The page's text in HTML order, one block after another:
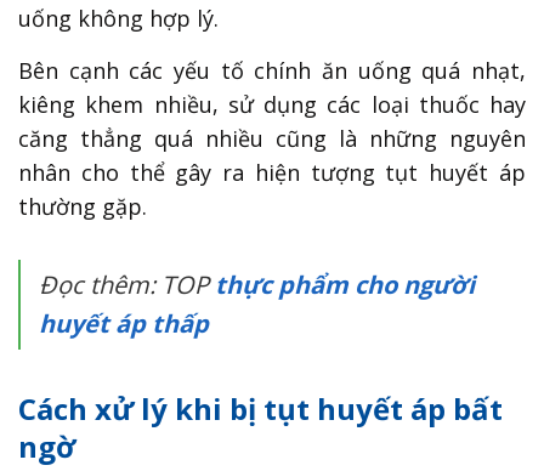
uống không hợp lý.
Bên cạnh các yếu tố chính ăn uống quá nhạt,
kiêng khem nhiều, sử dụng các loại thuốc hay
căng thẳng quá nhiều cũng là những nguyên
nhân cho thể gây ra hiện tượng tụt huyết áp
thường gặp.
Đọc thêm: TOPthực phẩm cho người
huyết áp thấp
Cách xử lý khi bị tụt huyết áp bất
ngờ